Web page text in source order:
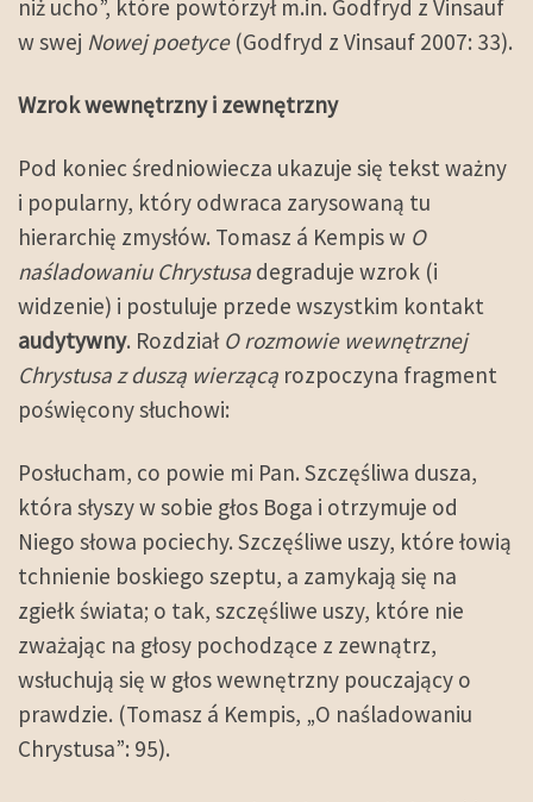
niż ucho”, które powtórzył m.in. Godfryd z Vinsauf
w swej Nowej poetyce(Godfryd z Vinsauf 2007: 33).
Wzrok wewnętrzny i zewnętrzny
Pod koniec średniowiecza ukazuje się tekst ważny
i popularny, który odwraca zarysowaną tu
hierarchię zmysłów. Tomasz á Kempis w O
naśladowaniu Chrystusa degraduje wzrok (i
widzenie) i postuluje przede wszystkim kontakt
audytywny. Rozdział O rozmowie wewnętrznej
Chrystusa z duszą wierzącą rozpoczyna fragment
poświęcony słuchowi:
Posłucham, co powie mi Pan. Szczęśliwa dusza,
która słyszy w sobie głos Boga i otrzymuje od
Niego słowa pociechy. Szczęśliwe uszy, które łowią
tchnienie boskiego szeptu, a zamykają się na
zgiełk świata; o tak, szczęśliwe uszy, które nie
zważając na głosy pochodzące z zewnątrz,
wsłuchują się w głos wewnętrzny pouczający o
prawdzie. (Tomasz á Kempis, „O naśladowaniu
Chrystusa”: 95).